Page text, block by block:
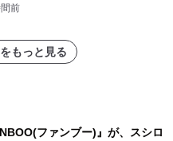
発表
前
もっと見る
ファンブー)』が、スシロ